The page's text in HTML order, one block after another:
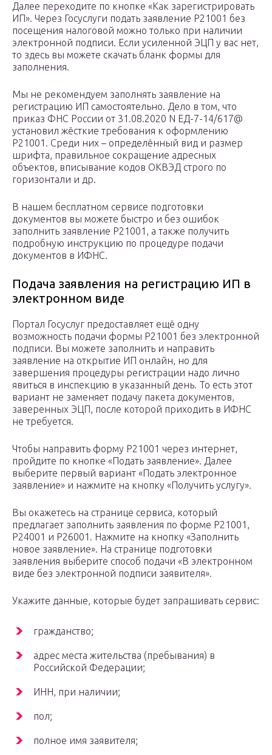
Далее переходите по кнопке «Как зарегистрировать
ИП». Через Госуслуги подать заявление Р21001 без
посещения налоговой можно только при наличии
электронной подписи. Если усиленной ЭЦП у вас нет,
то здесь вы можете скачать бланк формы для
заполнения.
Мы не рекомендуем заполнять заявление на
регистрацию ИП самостоятельно. Дело в том, что
приказ ФНС России от 31.08.2020 N ЕД-7-14/617@
установил жёсткие требования к оформлению
Р21001. Среди них – определённый вид и размер
шрифта, правильное сокращение адресных
объектов, вписывание кодов ОКВЭД строго по
горизонтали и др.
В нашем бесплатном сервисе подготовки
документов вы можете быстро и без ошибок
заполнить заявление Р21001, а также получить
подробную инструкцию по процедуре подачи
документов в ИФНС.
Подача заявления на регистрацию ИП в
электронном виде
Портал Госуслуг предоставляет ещё одну
возможность подачи формы Р21001 без электронной
подписи. Вы можете заполнить и направить
заявление на открытие ИП онлайн, но для
завершения процедуры регистрации надо лично
явиться в инспекцию в указанный день. То есть этот
вариант не заменяет подачу пакета документов,
заверенных ЭЦП, после которой приходить в ИФНС
не требуется.
Чтобы направить форму Р21001 через интернет,
пройдите по кнопке «Подать заявление». Далее
выберите первый вариант «Подать электронное
заявление» и нажмите на кнопку «Получить услугу».
Вы окажетесь на странице сервиса, который
предлагает заполнить заявления по форме Р21001,
Р24001 и Р26001. Нажмите на кнопку «Заполнить
новое заявление». На странице подготовки
заявления выберите способ подачи «В электронном
виде без электронной подписи заявителя».
Укажите данные, которые будет запрашивать сервис:
гражданство;
адрес места жительства (пребывания) в
Российской Федерации;
ИНН, при наличии;
пол;
полное имя заявителя;